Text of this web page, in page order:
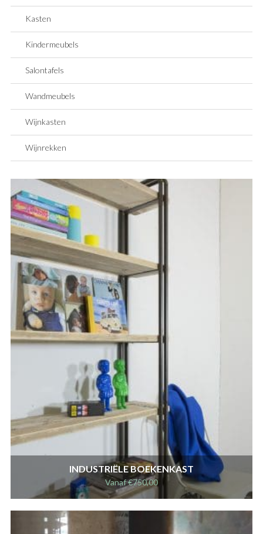
Kasten
Kindermeubels
Salontafels
Wandmeubels
Wijnkasten
Wijnrekken
INDUSTRIËLE BOEKENKAST
Vanaf€750,00